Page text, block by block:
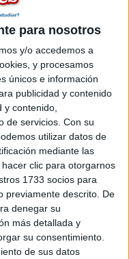
para nosotros
y/o accedemos a
y procesamos
únicos e información
publicidad y contenido
y contenido,
de servicios. Con su
utilizar datos de
mediante las
clic para otorgarnos
1733 socios para
previamente descrito. De
denegar su
más detallada y
su consentimiento.
de sus datos